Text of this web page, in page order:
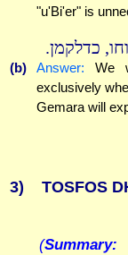
"u'Bi'er" is
כדלקמן.
(b) Answer: We
exclusively
Gemara will
3) TOSFOS
(Summary: